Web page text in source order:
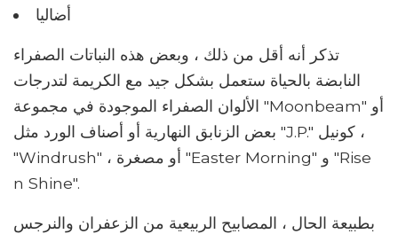
أضاليا
تذكر أنه أقل من ذلك ، وبعض هذه النباتات الصفراء
النابضة بالحياة ستعمل بشكل جيد مع الكريمة لتدرجات
الألوان الصفراء الموجودة في مجموعة "Moonbeam" أو
بعض الزنابق النهارية أو أصناف الورد مثل "J.P." كونيل ،
"Windrush" ، أو مصغرة "Easter Morning" و "Rise
n Shine".
بطبيعة الحال ، المصابيح الربيعية من الزعفران والنرجس